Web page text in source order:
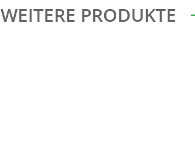
WEITERE PRODUKTE